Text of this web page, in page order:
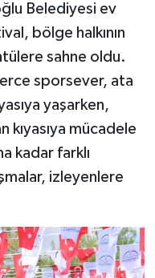
Belediyesi ev
bölge halkının
sahne oldu.
sporsever, ata
yaşarken,
mücadele
kadar farklı
izleyenlere